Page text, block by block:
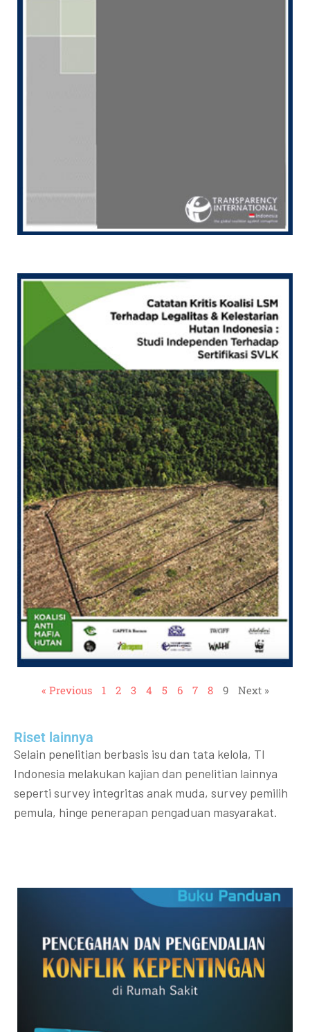
« Previous 1 2 3 4 5 6 7 8 9 Next »
Riset lainnya​​
Selain penelitian berbasis isu dan tata kelola, TI
Indonesia melakukan kajian dan penelitian lainnya
seperti survey integritas anak muda, survey pemilih
pemula, hinge penerapan pengaduan masyarakat.